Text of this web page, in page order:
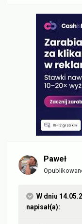
Paweł
W dniu
napisał(a):